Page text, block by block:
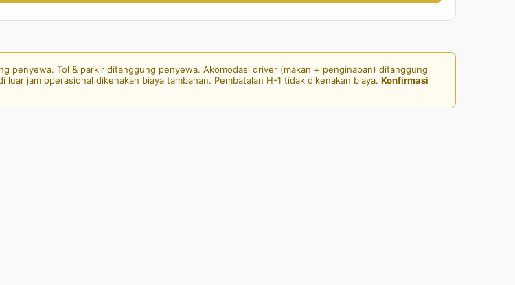
penyewa. Tol & parkir ditanggung penyewa. Akomodasi driver (makan + penginapan) ditanggung
jam operasional dikenakan biaya tambahan. Pembatalan H-1 tidak dikenakan biaya. Konfirmasi